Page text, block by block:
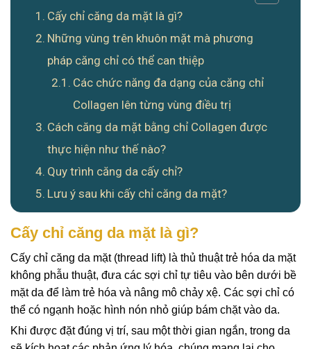
Cấy chỉ căng da mặt là gì?
Những vùng trên khuôn mặt mà phương
pháp căng chỉ có thể can thiệp
Các chức năng đa dạng của căng chỉ
Collagen lên từng vùng điều trị
Cách căng da mặt bằng chỉ Collagen được
thực hiện như thế nào?
Quy trình căng da cấy chỉ?
Lưu ý sau khi cấy chỉ căng da mặt?
Cấy chỉ căng da mặt là gì?
Cấy chỉ căng da mặt (thread lift) là thủ thuật trẻ hóa da mặt
không phẫu thuật, đưa các sợi chỉ tự tiêu vào bên dưới bề
mặt da để làm trẻ hóa và nâng mô chảy xệ. Các sợi chỉ có
thể có ngạnh hoặc hình nón nhỏ giúp bám chặt vào da.
Khi được đặt đúng vị trí, sau một thời gian ngắn, trong da